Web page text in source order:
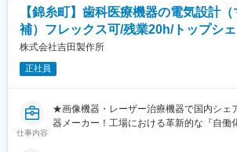
◎未来を見据えた技術革新と挑戦を応援す
工場における革新的な『自働化』技術やIoT
積極的に導入し、製造プロセス全体の最適
求。金型製作から組立・物流まで一貫した
「新鮮な創意と工夫」を大切にし、社員が
変更の範囲：会社の定める業務
※既存の改装も行いますが、一から開業す
す。
＜入社後の動き＞
組織にはベテラン4名が在籍しており、最
プ会社である、株式会社ヨシダ本社（上野
ただきます。
その後は多くは無いですが、複数の医院を
デザインだけでなく、実際に施工するとこ
【錦糸町】歯科医療機器の電気設計
補）フレックス可/残業20h/トップシ
株式会社吉田製作所
正社員
仕事内容
★画像機器・レーザー治療機器で国内シェ
器メーカー！工場における革新的な『自働